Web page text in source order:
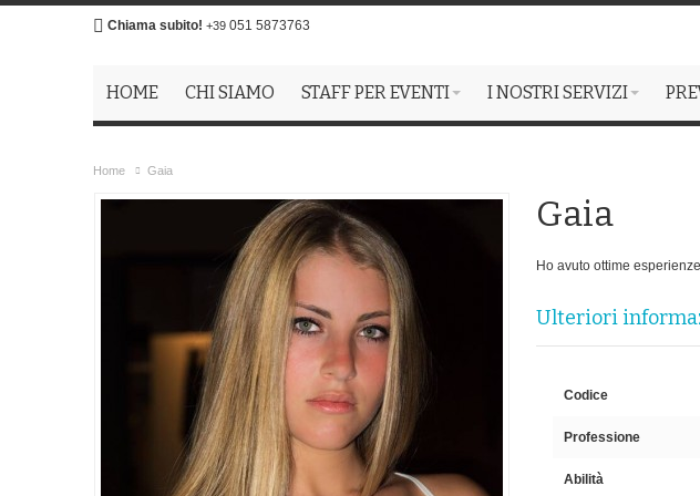
Chiama subito! +39 051 5873763
HOME CHI SIAMO STAFF PER EVENTI I NOSTRI SERVIZI
Home Gaia
Gaia
Ho avuto ottime
Ulteriori
Codice
Professione
Abilità